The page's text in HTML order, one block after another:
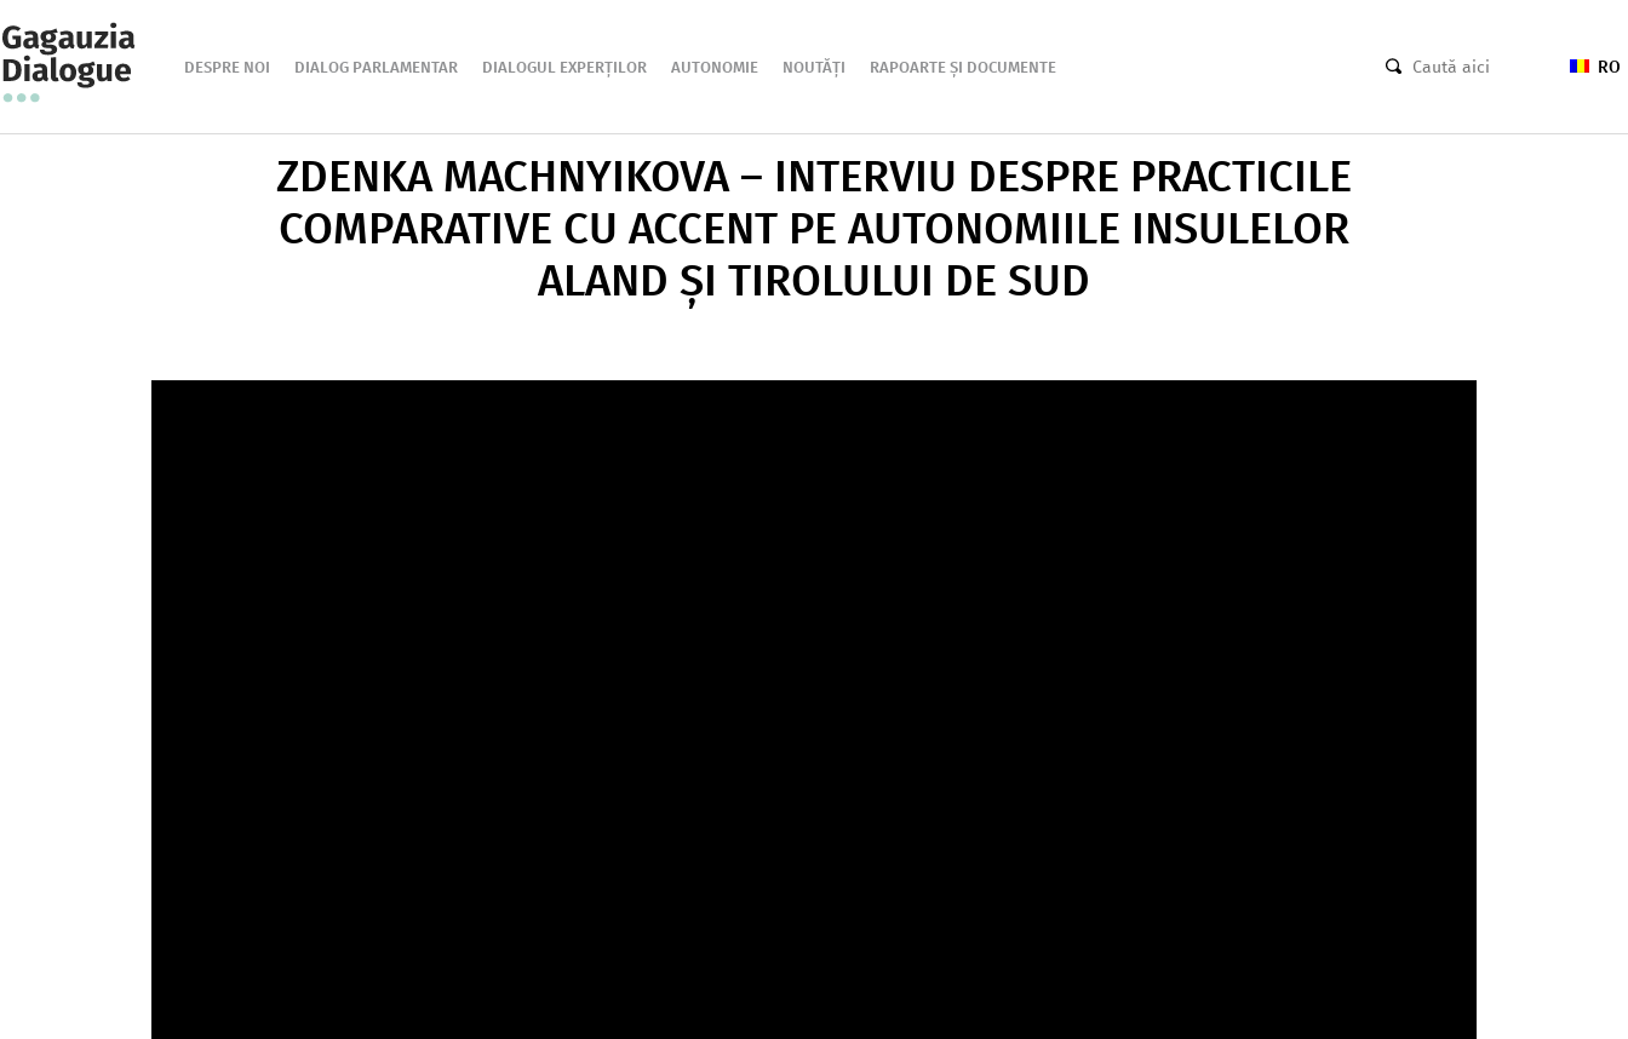
DESPRE NOI DIALOG PARLAMENTAR DIALOGUL EXPERȚILOR AUTONOMIE NOUTĂȚI RAPOARTE ȘI DOCUMENTE RO
ZDENKA MACHNYIKOVA – INTERVIU DESPRE PRACTICILE
COMPARATIVE CU ACCENT PE AUTONOMIILE INSULELOR
ALAND ȘI TIROLULUI DE SUD